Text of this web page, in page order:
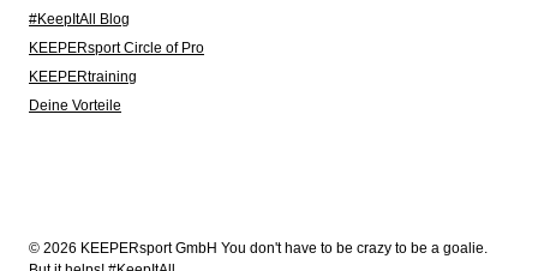
#KeepItAll Blog
KEEPERsport Circle of Pro
KEEPERtraining
Deine Vorteile
© 2026 KEEPERsport GmbH You don't have to be crazy to be a goalie.